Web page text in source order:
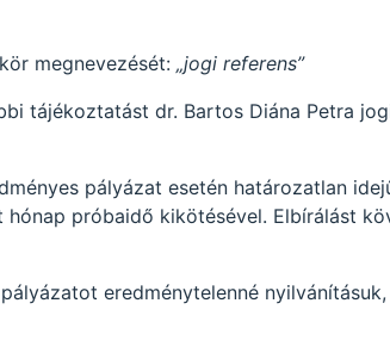
megnevezését: „jogi referens”
tájékoztatást dr. Bartos Diána Petra
pályázat esetén határozatlan
próbaidő kikötésével. Elbírálást
eredménytelenné